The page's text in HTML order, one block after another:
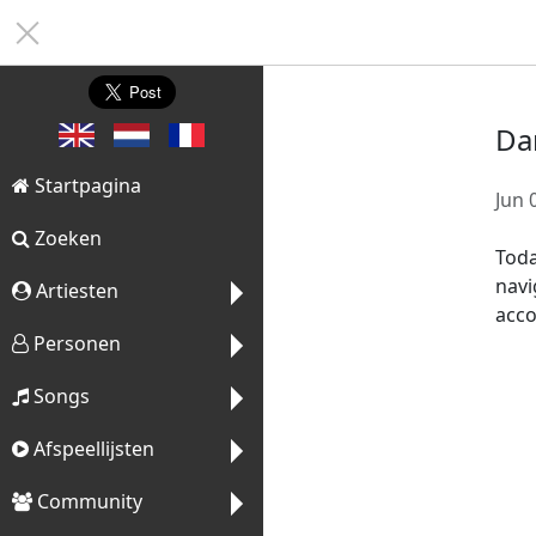
Startpagina
Zoeken
Artiesten
Alle artiesten
Artiest toevoegen
Favoriete artiesten
Personen
Alle personen
Persoon toevoegen
Favoriete personen
Songs
Alle songs
Song toevoegen
Afspeellijsten
Mijn afspeellijsten
Community
Jun